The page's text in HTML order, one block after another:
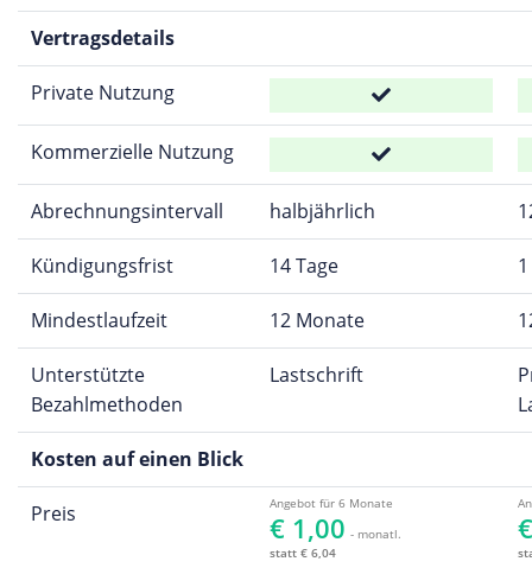
Vertragsdetails
Private Nutzung
Kommerzielle Nutzung
Abrechnungsintervall halbjährlich
Kündigungsfrist 14 Tage
Mindestlaufzeit 12 Monate
Unterstützte
Bezahlmethoden
Lastschrift
Kosten auf einen Blick
Preis Angebot für 6 Monate
€ 1,00 - monatl.
statt € 6,04